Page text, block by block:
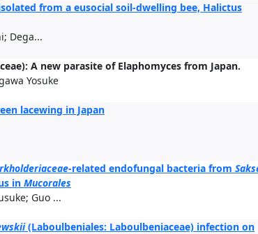
from a eusocial soil-dwelling bee, Halictus
Dega...
A new parasite of Elaphomyces from Japan.
Yosuke
lacewing in Japan
-related endofungal bacteria from
in Mucorales
Guo ...
(Laboulbeniales: Laboulbeniaceae) infection on